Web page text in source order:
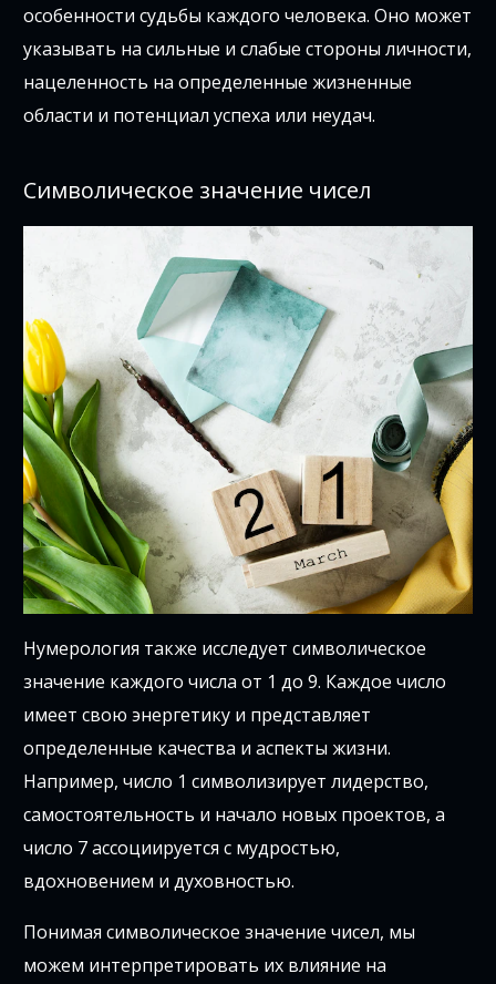
особенности судьбы каждого человека. Оно может
указывать на сильные и слабые стороны личности,
нацеленность на определенные жизненные
области и потенциал успеха или неудач.
Символическое значение чисел
Нумерология также исследует символическое
значение каждого числа от 1 до 9. Каждое число
имеет свою энергетику и представляет
определенные качества и аспекты жизни.
Например, число 1 символизирует лидерство,
самостоятельность и начало новых проектов, а
число 7 ассоциируется с мудростью,
вдохновением и духовностью.
Понимая символическое значение чисел, мы
можем интерпретировать их влияние на